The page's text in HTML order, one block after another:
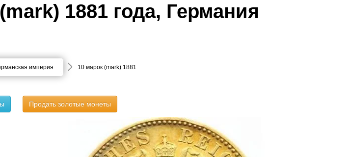
1881 года, Германия
империя 10 марок (mark) 1881
Продать золотые монеты